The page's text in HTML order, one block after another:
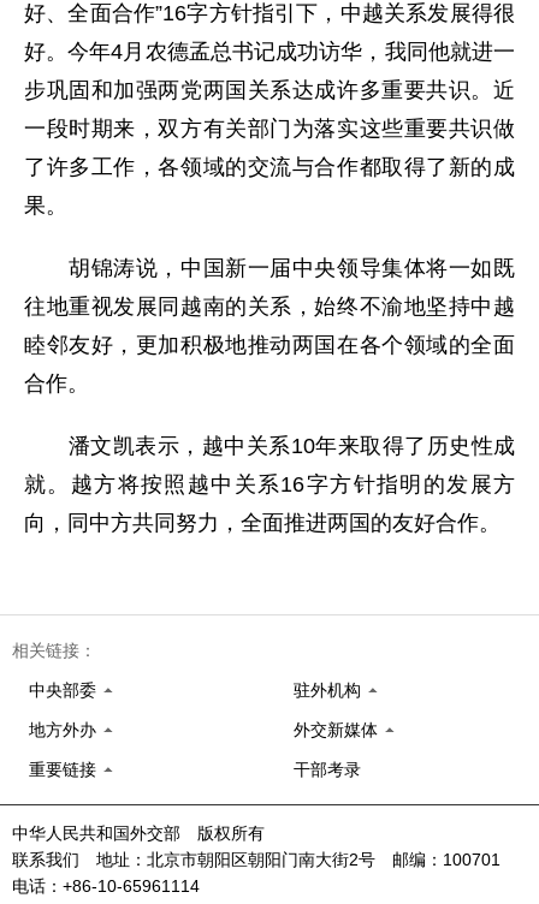
好、全面合作”16字方针指引下，中越关系发展得很
好。今年4月农德孟总书记成功访华，我同他就进一
步巩固和加强两党两国关系达成许多重要共识。近
一段时期来，双方有关部门为落实这些重要共识做
了许多工作，各领域的交流与合作都取得了新的成
果。
胡锦涛说，中国新一届中央领导集体将一如既
往地重视发展同越南的关系，始终不渝地坚持中越
睦邻友好，更加积极地推动两国在各个领域的全面
合作。
潘文凯表示，越中关系10年来取得了历史性成
就。越方将按照越中关系16字方针指明的发展方
向，同中方共同努力，全面推进两国的友好合作。
相关链接：
中央部委 驻外机构
地方外办 外交新媒体
重要链接 干部考录
中华人民共和国外交部 版权所有
联系我们 地址：北京市朝阳区朝阳门南大街2号 邮编：100701
电话：+86-10-65961114